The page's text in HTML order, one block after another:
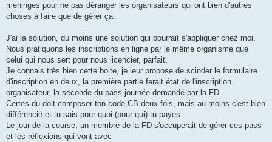
méninges pour ne pas déranger les organisateurs qui ont bien d'autres
choses à faire que de gérer ça.
J'ai la solution, du moins une solution qui pourrait s'appliquer chez moi.
Nous pratiquons les inscriptions en ligne par le même organisme que
celui qui nous sert pour nous licencier, parfait.
Je connais très bien cette boite, je leur propose de scinder le formulaire
d'inscription en deux, la première partie ferait état de l'inscription
organisateur, la seconde du pass journée demandé par la FD.
Certes du doit composer ton code CB deux fois, mais au moins c'est bien
différencié et tu sais pour quoi (pour qui) tu payes.
Le jour de la course, un membre de la FD s'occuperait de gérer ces pass
et les réflexions qui vont avec